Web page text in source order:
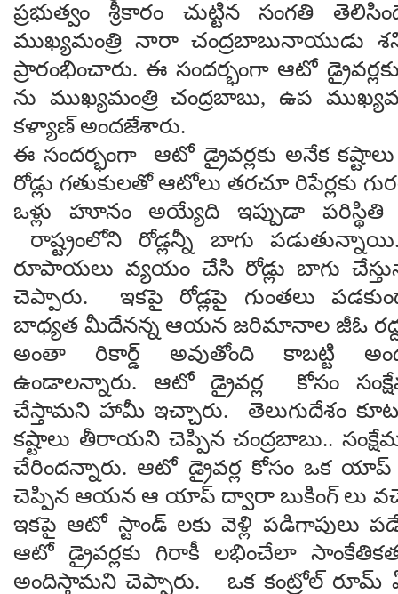
ప్రభుత్వం శ్రీకారం చుట్టిన సంగతి
ముఖ్యమంత్రి నారా చంద్రబాబునాయుడు
ప్రారంభించారు. ఈ సందర్భంగా ఆటో
ను ముఖ్యమంత్రి చంద్రబాబు, ఉప
కళ్యాణ్ అందజేశారు.
ఈ సందర్భంగా ఆటో డ్రైవర్లకు అనేక
రోడ్లు గతుకులతో ఆటోలు తరచూ రిపేర్లకు
ఒళ్లు హూనం అయ్యేది ఇప్పుడా
రాష్ట్రంలోని రోడ్లన్నీ బాగు
రూపాయలు వ్యయం చేసి రోడ్లు బాగు
చెప్పారు. ఇకపై రోడ్లపై గుంతలు
బాధ్యత మీదేనన్న ఆయన జరిమానాల జీఓ
అంతా రికార్డ్ అవుతోంది కాబట్టి
ఉండాలన్నారు. ఆటో డ్రైవర్ల కోసం
చేస్తామని హామీ ఇచ్చారు. తెలుగుదేశం
కష్టాలు తీరాయని చెప్పిన చంద్రబాబు..
చేరిందన్నారు. ఆటో డ్రైవర్ల కోసం ఒక
చెప్పిన ఆయన ఆ యాప్ ద్వారా బుకింగ్ లు
ఇకపై ఆటో స్టాండ్ లకు వెళ్లి పడిగాపులు
ఆటో డ్రైవర్లకు గిరాకీ లభించేలా
అందిస్తామని చెప్పారు. ఒక కంట్రోల్